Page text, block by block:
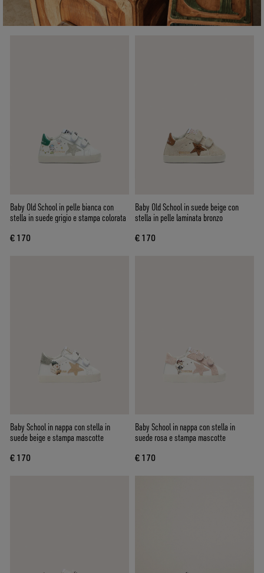
Baby Old School in pelle bianca con
stella in suede grigio e stampa colorata
€ 170
Baby Old School in suede beige con
stella in pelle laminata bronzo
€ 170
Baby School in nappa con stella in
suede beige e stampa mascotte
€ 170
Baby School in nappa con stella in
suede rosa e stampa mascotte
€ 170